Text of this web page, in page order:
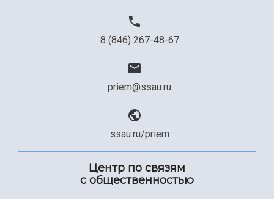
8 (846) 267-48-67
priem@ssau.ru
ssau.ru/priem
Центр по связям
с общественностью